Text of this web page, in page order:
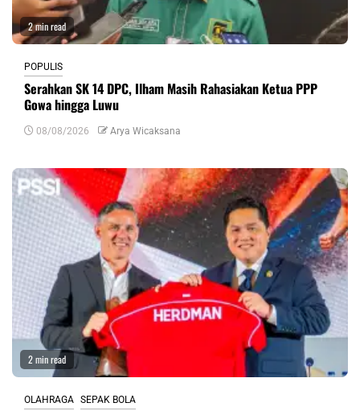
2 min read
POPULIS
Serahkan SK 14 DPC, Ilham Masih Rahasiakan Ketua PPP
Gowa hingga Luwu
08/08/2026 Arya Wicaksana
2 min read
OLAHRAGA SEPAK BOLA